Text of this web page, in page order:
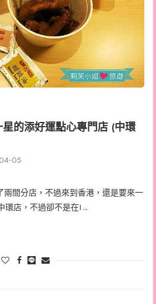
的添好運點心專門店 (中環
05
兩間分店，不過來到香港，還是要來一
環店，不過卻不是在I …